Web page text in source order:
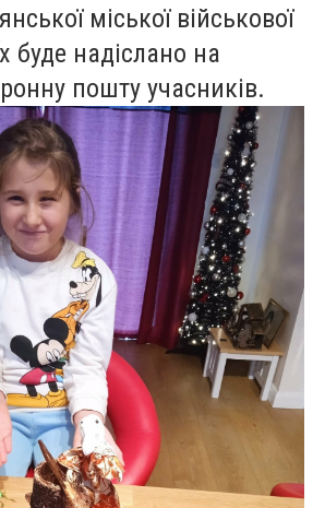
мiської військової
буде надіслано на
пошту учасників.